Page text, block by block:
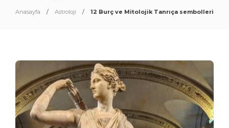
Anasayfa Astroloji 12 Burç ve Mitolojik Tanrıça sembolleri